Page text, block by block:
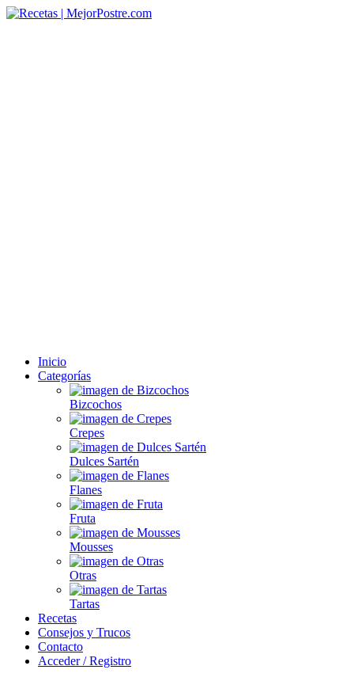
Inicio
Categorías
Bizcochos
Crepes
Dulces Sartén
Flanes
Fruta
Mousses
Otras
Tartas
Recetas
Consejos y Trucos
Contacto
Acceder / Registro